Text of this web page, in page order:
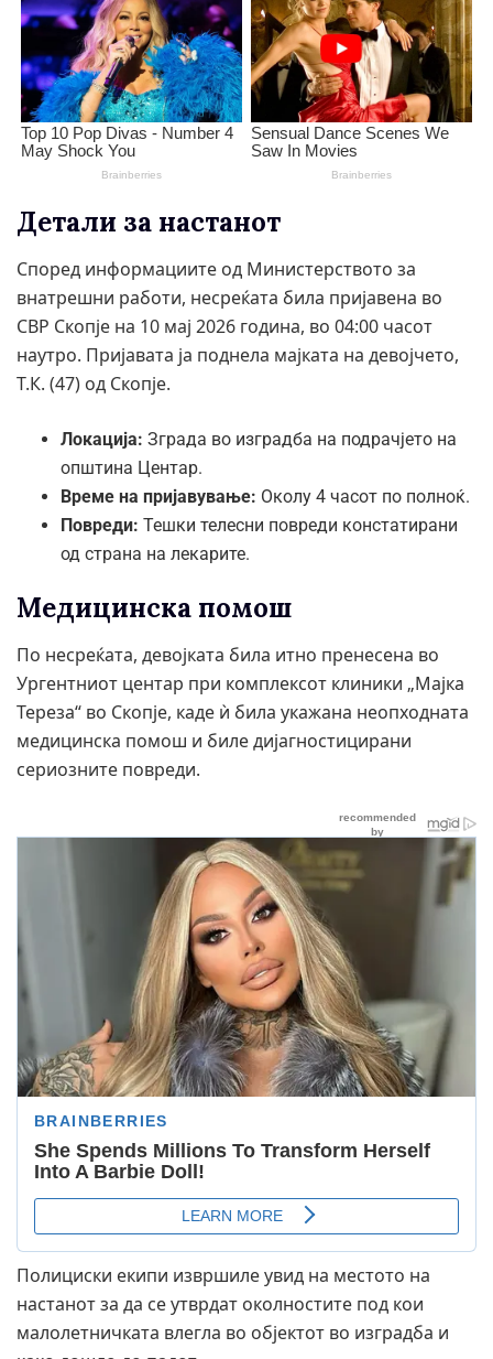
Детали за настанот
Според информациите од Министерството за
внатрешни работи, несреќата била пријавена во
СВР Скопје на 10 мај 2026 година, во 04:00 часот
наутро. Пријавата ја поднела мајката на девојчето,
Т.К. (47) од Скопје.
Локација: Зграда во изградба на подрачјето на
општина Центар.
Време на пријавување: Околу 4 часот по полноќ.
Повреди: Тешки телесни повреди констатирани
од страна на лекарите.
Медицинска помош
По несреќата, девојката била итно пренесена во
Ургентниот центар при комплексот клиники „Мајка
Тереза“ во Скопје, каде ѝ била укажана неопходната
медицинска помош и биле дијагностицирани
сериозните повреди.
Полициски екипи извршиле увид на местото на
настанот за да се утврдат околностите под кои
малолетничката влегла во објектот во изградба и